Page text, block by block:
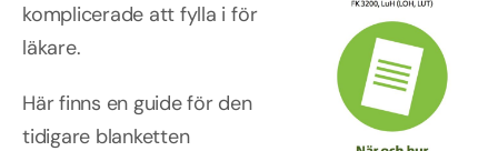
komplicerade att fylla i för
läkare.
Här finns en guide för den
tidigare blanketten